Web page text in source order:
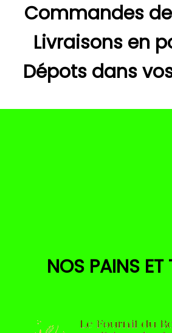
Commandes
Livraisons en
Dépots dans
NOS PAINS ET